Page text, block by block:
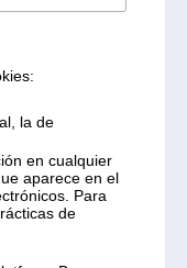
la de
en cualquier
aparece en el
Para
de